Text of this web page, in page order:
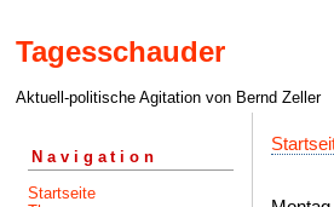
Tagesschauder
Aktuell-politische Agitation von Bernd Zeller
Navigation
Startseite